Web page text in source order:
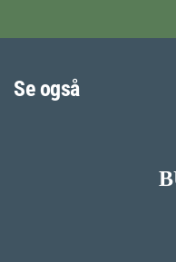
Se også